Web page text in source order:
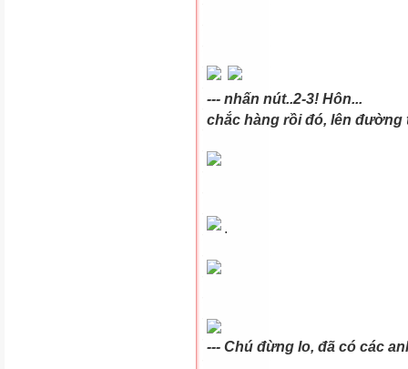
--- nhấn
chắc hàng rồi đó, lên đường
.
--- Chú đừng lo, đã có các